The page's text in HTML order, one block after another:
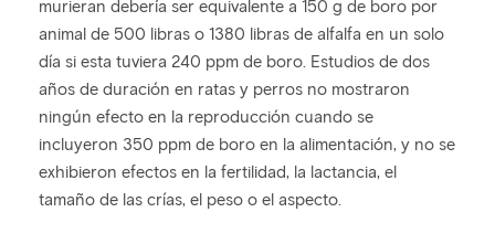
murieran debería ser equivalente a 150 g de boro por
animal de 500 libras o 1380 libras de alfalfa en un solo
día si esta tuviera 240 ppm de boro. Estudios de dos
años de duración en ratas y perros no mostraron
ningún efecto en la reproducción cuando se
incluyeron 350 ppm de boro en la alimentación, y no se
exhibieron efectos en la fertilidad, la lactancia, el
tamaño de las crías, el peso o el aspecto.